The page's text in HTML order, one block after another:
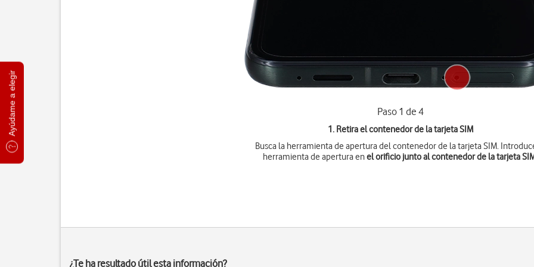
Ayúdame a elegir Paso 1 de 4
1. Retira el contenedor de la tarjeta SIM
Busca la herramienta de apertura del contenedor de la tarjeta SIM.
herramienta de apertura enel orificio junto al contenedor de la tarjeta
¿Te ha resultado útil esta información?